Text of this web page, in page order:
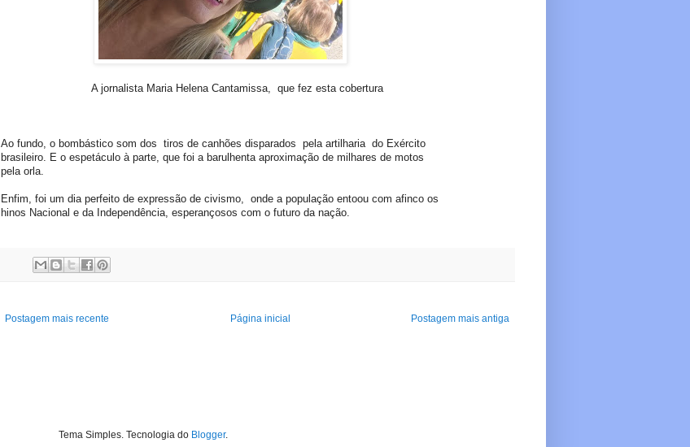
A jornalista Maria Helena Cantamissa, que fez esta cobertura
Ao fundo, o bombástico som dos tiros de canhões disparados pela artilharia do Exército
brasileiro. E o espetáculo à parte, que foi a barulhenta aproximação de milhares de motos
pela orla.
Enfim, foi um dia perfeito de expressão de civismo, onde a população entoou com afinco os
hinos Nacional e da Independência, esperançosos com o futuro da nação.
Postagem mais recente Postagem mais antiga
Página inicial
Tema Simples. Tecnologia do Blogger.